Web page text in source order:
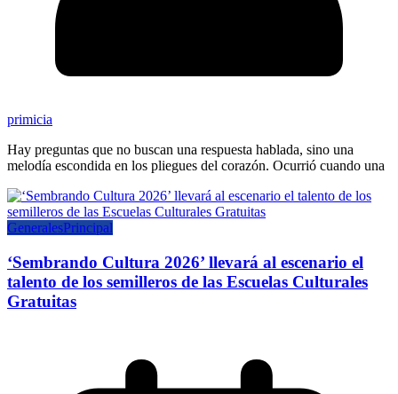
primicia
Hay preguntas que no buscan una respuesta hablada, sino una
melodía escondida en los pliegues del corazón. Ocurrió cuando una
GeneralesPrincipal
‘Sembrando Cultura 2026’ llevará al escenario el
talento de los semilleros de las Escuelas Culturales
Gratuitas